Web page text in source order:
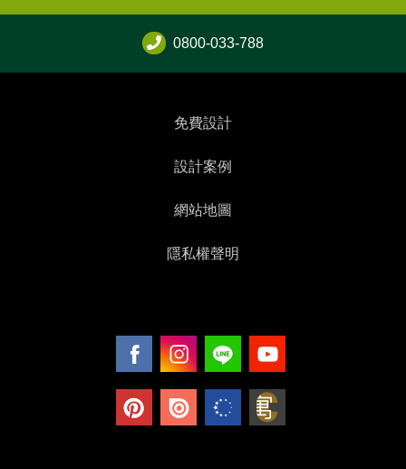
0800-033-788
免費設計
設計案例
網站地圖
隱私權聲明